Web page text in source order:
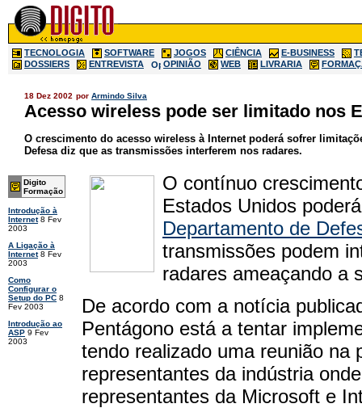
TECNOLOGIA SOFTWARE JOGOS CIÊNCIA E-BUSINESS
DOSSIERS
ENTREVISTA OPINIÃO WEB LIVRARIA
18 Dez 2002 por Armindo Silva
Acesso wireless pode ser limitado nos
O crescimento do acesso wireless à Internet poderá sofrer
Defesa diz que as transmissões interferem nos radares.
Digito
Formação
Introdução à
Internet8 Fev
2003
A Ligação à
Internet8 Fev
2003
Como
Configurar o
Setup do PC 8
Fev 2003
Introdução ao
ASP 9 Fev
2003
O contínuo
Estados Unidos
Departamento de
transmissões podem
radares ameaçando a
De acordo com a notícia
Pentágono está a tentar
tendo realizado uma reunião na
representantes da indústria
representantes da Microsoft e